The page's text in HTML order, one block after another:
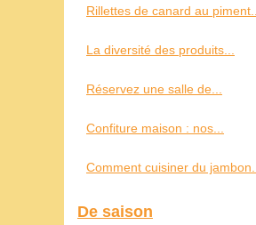
Rillettes de canard au piment...
La diversité des produits...
Réservez une salle de...
Confiture maison : nos...
Comment cuisiner du jambon...
De saison